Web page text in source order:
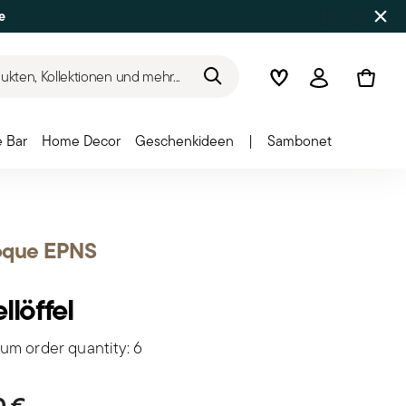
Kollektionen und mehr... WishlistAnmelden
Bar Home Decor Geschenkideen | Sambonet
EPNS
order quantity: 6